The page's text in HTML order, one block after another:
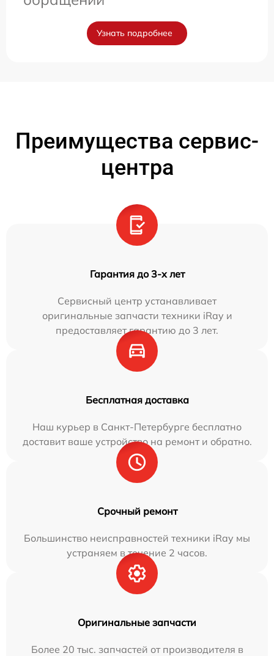
Узнать подробнее
Преимущества сервис-
центра
Гарантия до 3-х лет
Сервисный центр устанавливает
оригинальные запчасти техники iRay и
предоставляет гарантию до 3 лет.
Бесплатная доставка
Наш курьер в Санкт-Петербурге бесплатно
доставит ваше устройство на ремонт и обратно.
Срочный ремонт
Большинство неисправностей техники iRay мы
устраняем в течение 2 часов.
Оригинальные запчасти
Более 20 тыс. запчастей от производителя в